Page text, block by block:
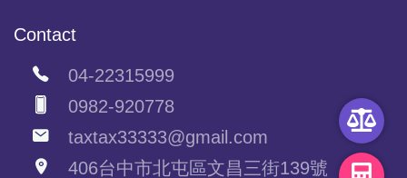
Contact
04-22315999
0982-920778
taxtax33333@gmail.com
406台中市北屯區文昌三街139號